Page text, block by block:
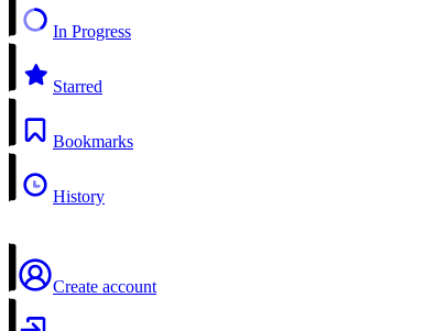
In Progress
Starred
Bookmarks
History
Create account